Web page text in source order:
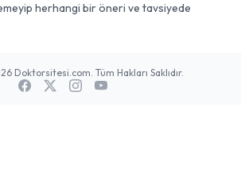
herhangi bir öneri ve tavsiyede
Doktorsitesi.com. Tüm Hakları Saklıdır.